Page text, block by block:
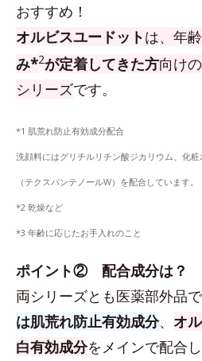
おすすめ！
オルビスユードットは、年
み*2が定着してきた方向け
シリーズです。
*1 肌荒れ防止有効成分配合
洗顔料にはグリチルリチン酸ジカリウム、化
（テクスパンテノールW）を配合しています。
*2 乾燥など
*3 年齢に応じたお手入れのこと
ポイント② 配合成分は？
両シリーズとも医薬部外品で
は肌荒れ防止有効成分、 オ
白有効成分をメインで配合